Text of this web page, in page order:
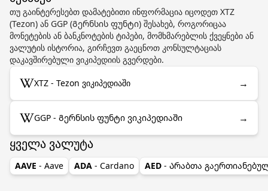
თუ გაინტერესებთ დამატებითი ინფორმაცია იცოდეთ XTZ
(Tezon) ან GGP (Გერნსის ფუნტი) შესახებ, როგორიცაა
მონეტების ან ბანკნოტების ტიპები, მომხმარებლის ქვეყნები ან
ვალუტის ისტორია, გირჩევთ გაეცნოთ კონსულტაციას
დაკავშირებული ვიკიპედიის გვერდები.
XTZ - Tezon ვიკიპედიაში →
GGP - Გერნსის ფუნტი ვიკიპედიაში →
ყველა ვალუტა
AAVE - Aave ADA - Cardano AED - Არაბთა